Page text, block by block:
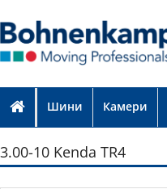
Шини Камери
3.00-10 Kenda TR4